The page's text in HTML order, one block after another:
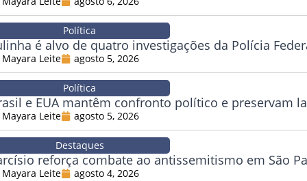
Política
é alvo de quatro investigações da Polícia
Mayara Leite agosto 5, 2026
Política
e EUA mantêm confronto político e preservam
Mayara Leite agosto 5, 2026
Destaques
reforça combate ao antissemitismo em São
Mayara Leite agosto 4, 2026